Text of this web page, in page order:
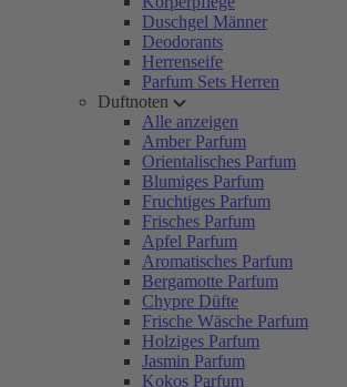
Duschgel Männer
Deodorants
Herrenseife
Parfum Sets Herren
Duftnoten
Alle anzeigen
Amber Parfum
Orientalisches Parfum
Blumiges Parfum
Fruchtiges Parfum
Frisches Parfum
Apfel Parfum
Aromatisches Parfum
Bergamotte Parfum
Chypre Düfte
Frische Wäsche Parfum
Holziges Parfum
Jasmin Parfum
Kokos Parfum